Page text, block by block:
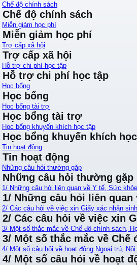
Chế độ chính sách
Chế độ chính sách
Miễn giảm học phí
Miễn giảm học phí
Trợ cấp xã hội
Trợ cấp xã hội
Hỗ trợ chi phí học tập
Hỗ trợ chi phí học tập
Học bổng
Học bổng
Học bổng tài trợ
Học bổng tài trợ
Học bổng khuyến khích học tập
Học bổng khuyến khích
Tin hoạt động
Tin hoạt động
Những câu hỏi thường gặp
Những câu hỏi thường gặp
1/ Những câu hỏi liên quan về Y tế, Sức khỏe
1/ Những câu hỏi liên quan
2/ Các câu hỏi về việc xin Giấy xác nhận
2/ Các câu hỏi về việc xin
3/ Một số thắc mắc về Chế độ chính sách,
3/ Một số thắc mắc về Chế
4/ Một số câu hỏi về hoạt động Ngoại trú,
4/ Một số câu hỏi về hoạt